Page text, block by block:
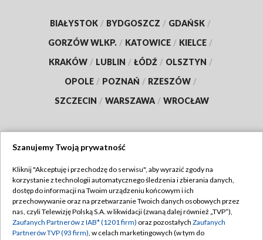
BIAŁYSTOK / BYDGOSZCZ / GDAŃSK /
GORZÓW WLKP. / KATOWICE / KIELCE /
KRAKÓW / LUBLIN / ŁÓDŹ / OLSZTYN /
OPOLE / POZNAŃ / RZESZÓW /
SZCZECIN / WARSZAWA / WROCŁAW
TVP
Abonament TVP
Emisja w TVP
Regulamin TVP
Polityka prywatności
Szanujemy Twoją prywatność
Kliknij "Akceptuję i przechodzę do serwisu", aby wyrazić zgody na
korzystanie z technologii automatycznego śledzenia i zbierania danych,
dostęp do informacji na Twoim urządzeniu końcowym i ich
przechowywanie oraz na przetwarzanie Twoich danych osobowych przez
nas, czyli Telewizję Polską S.A. w likwidacji (zwaną dalej również „TVP”),
Zaufanych Partnerów z IAB* (1201 firm) oraz pozostałych Zaufanych
Partnerów TVP (93 firm), w celach marketingowych (w tym do